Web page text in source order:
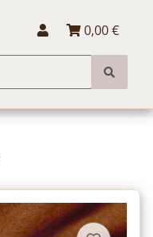
0,00 €